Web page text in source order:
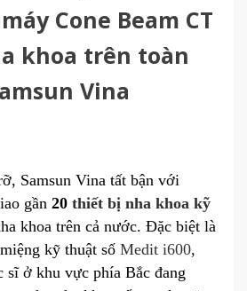
Cone Beam CT
khoa trên toàn
Vina
Samsun Vina tất bận với
gần 20 thiết bị nha khoa kỹ
khoa trên cả nước. Đặc biệt là
kỹ thuật số Medit i600,
sĩ ở khu vực phía Bắc đang